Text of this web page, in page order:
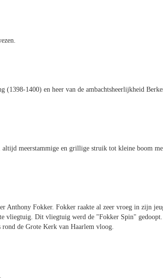
(1398-1400) en heer van de ambachtsheerlijkheid
meerstammige en grillige struik tot kleine boom
Anthony Fokker. Fokker raakte al zeer vroeg in zijn
vliegtuig. Dit vliegtuig werd de "Fokker Spin"
de Grote Kerk van Haarlem vloog.